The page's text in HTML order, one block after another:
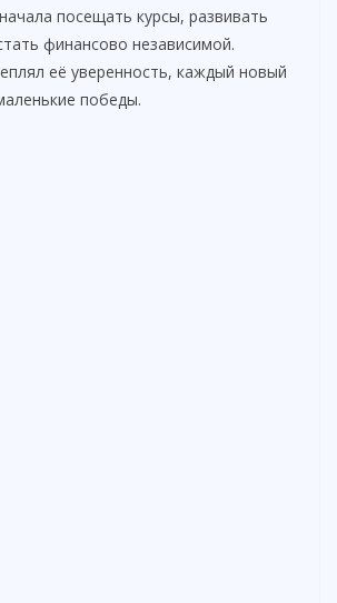
посещать курсы, развивать
финансово независимой.
её уверенность, каждый новый
победы.